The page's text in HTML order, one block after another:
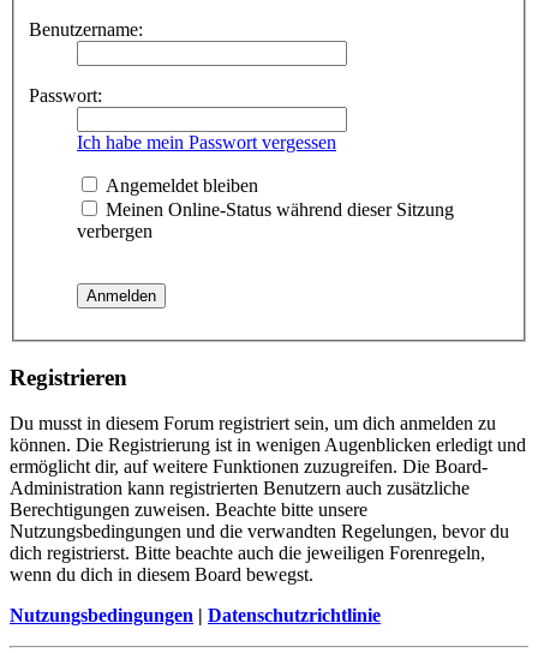
Benutzername:
Passwort:
Ich habe mein Passwort vergessen
Angemeldet bleiben
Meinen Online-Status während dieser Sitzung
verbergen
Registrieren
Du musst in diesem Forum registriert sein, um dich anmelden zu
können. Die Registrierung ist in wenigen Augenblicken erledigt und
ermöglicht dir, auf weitere Funktionen zuzugreifen. Die Board-
Administration kann registrierten Benutzern auch zusätzliche
Berechtigungen zuweisen. Beachte bitte unsere
Nutzungsbedingungen und die verwandten Regelungen, bevor du
dich registrierst. Bitte beachte auch die jeweiligen Forenregeln,
wenn du dich in diesem Board bewegst.
Nutzungsbedingungen | Datenschutzrichtlinie